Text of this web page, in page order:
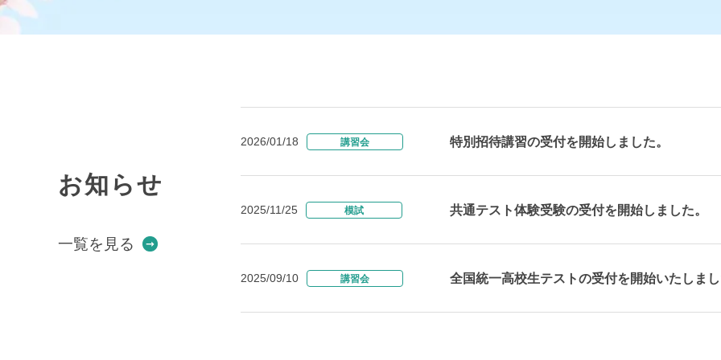
お知らせ
一覧を見る
2026/01/18 講習会 特別招待講習の受付を開始しました。
2025/11/25 模試 共通テスト体験受験の受付を開始しました。
2025/09/10 講習会 全国統一高校生テストの受付を開始いたしま